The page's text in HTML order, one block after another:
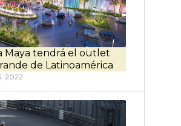
Maya tendrá el outlet
de Latinoamérica
2022